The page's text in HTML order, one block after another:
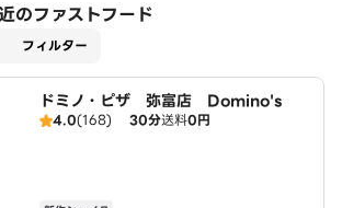
のファストフード
フィルター
ドミノ・ピザ 弥富店 Domino's
4.0(168) 30分送料0円